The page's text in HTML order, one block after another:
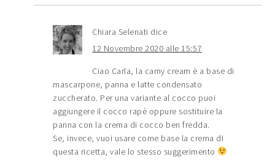
Chiara Selenati dice
12 Novembre 2020 alle 15:57
Ciao Carla, la camy cream è a base di
mascarpone, panna e latte condensato
zuccherato. Per una variante al cocco puoi
aggiungere il cocco rapè oppure sostituire la
panna con la crema di cocco ben fredda.
Se, invece, vuoi usare come base la crema di
questa ricetta, vale lo stesso suggerimento